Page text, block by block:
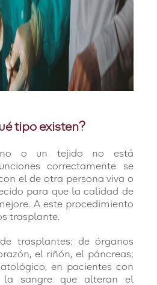
tipo existen?
o un tejido no está
correctamente se
el de otra persona viva o
para que la calidad de
A este procedimiento
trasplante.
trasplantes: de órganos
el riñón, el páncreas;
en pacientes con
la sangre que alteran el